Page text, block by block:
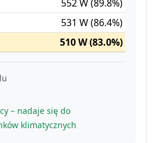
552 W (89.8%)
531 W (86.4%)
510 W (83.0%)
– nadaje się do
klimatycznych